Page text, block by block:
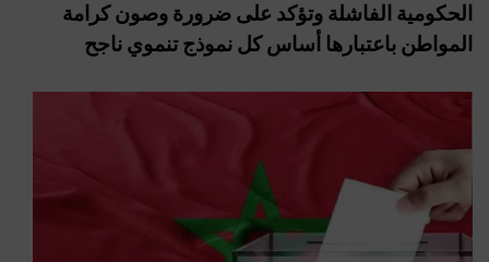
الحكومية الفاشلة وتؤكد على ضرورة وصون كرامة
المواطن باعتبارها أساس كل نموذج تنموي ناجح